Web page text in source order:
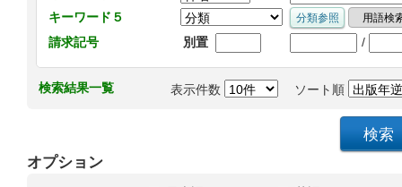
キーワード５
請求記号
別置 /
検索結果一覧 表示件数 ソート順
オプション